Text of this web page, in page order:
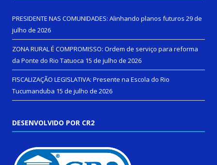
PRESIDENTE NAS COMUNIDADES: Alinhando planos futuros 29 de
julho de 2026
ZONA RURAL É COMPROMISSO: Ordem de serviço para reforma
da Ponte do Rio Tatuoca 15 de julho de 2026
FISCALIZAÇÃO LEGISLATIVA: Presente na Escola do Rio
Tucumanduba 15 de julho de 2026
DESENVOLVIDO POR CR2